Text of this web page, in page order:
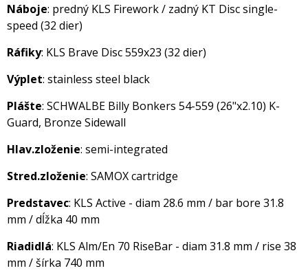
Náboje: predný KLS Firework / zadný KT Disc single-
speed (32 dier)
Ráfiky: KLS Brave Disc 559x23 (32 dier)
Výplet: stainless steel black
Plášte: SCHWALBE Billy Bonkers 54-559 (26"x2.10) K-
Guard, Bronze Sidewall
Hlav.zloženie: semi-integrated
Stred.zloženie: SAMOX cartridge
Predstavec: KLS Active - diam 28.6 mm / bar bore 31.8
mm / dĺžka 40 mm
Riadidlá: KLS Alm/En 70 RiseBar - diam 31.8 mm / rise 38
mm / šírka 740 mm